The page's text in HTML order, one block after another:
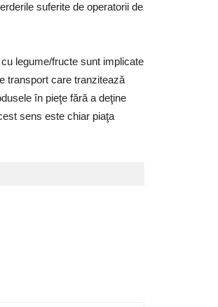
suferite de operatorii de
legume/fructe sunt implicate
transport care tranzitează
în pieţe fără a deţine
sens este chiar piaţa